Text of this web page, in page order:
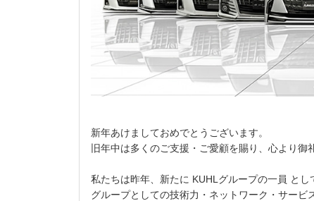
新年あけましておめでとうございます。
旧年中は多くのご支援・ご愛顧を賜り、心より御
私たちは昨年、新たに KUHLグループの一員 とし
グループとしての技術力・ネットワーク・サービ